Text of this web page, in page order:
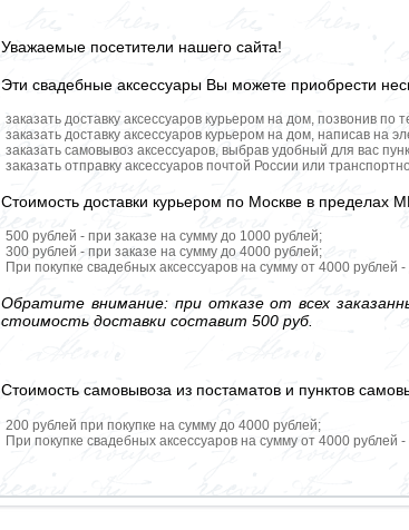
Уважаемые посетители нашего сайта!
Эти свадебные аксессуары Вы можете приобрести
заказать доставку аксессуаров курьером на дом, позвонив по
заказать доставку аксессуаров курьером на дом, написав на
заказать самовывоз аксессуаров, выбрав удобный для вас
заказать отправку аксессуаров почтой России или
Стоимость доставки курьером по Москве в пределах
500 рублей - при заказе на сумму до 1000 рублей;
300 рублей - при заказе на сумму до 4000 рублей;
При покупке свадебных аксессуаров на сумму от 4000 рублей
Обратите внимание: при отказе от всех
стоимость доставки составит 500 руб.
Стоимость самовывоза из постаматов и пунктов
200 рублей при покупке на сумму до 4000 рублей;
При покупке свадебных аксессуаров на сумму от 4000 рублей